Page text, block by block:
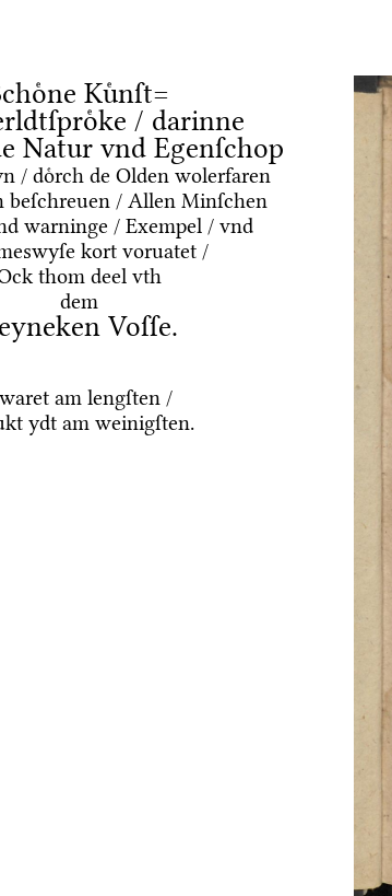
Kuͤnſt=
/ darinne
Natur vnd Egenſchop
/ doͤrch de Olden wolerfaren
beſchreuen / Allen Minſchen
warninge / Exempel / vnd
kort voruatet /
thom deel vth
dem
Voſſe.
am lengſten /
ydt am weinigſten.